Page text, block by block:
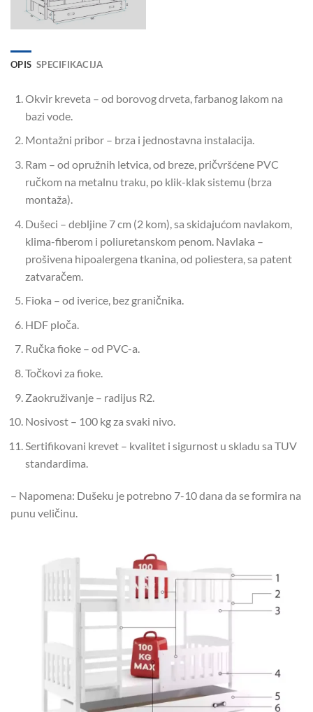
OPIS SPECIFIKACIJA
Okvir kreveta – od borovog drveta, farbanog lakom na
bazi vode.
Montažni pribor – brza i jednostavna instalacija.
Ram – od opružnih letvica, od breze, pričvršćene PVC
ručkom na metalnu traku, po klik-klak sistemu (brza
montaža).
Dušeci – debljine 7 cm (2 kom), sa skidajućom navlakom,
klima-fiberom i poliuretanskom penom. Navlaka –
prošivena hipoalergena tkanina, od poliestera, sa patent
zatvaračem.
Fioka – od iverice, bez graničnika.
HDF ploča.
Ručka fioke – od PVC-a.
Točkovi za fioke.
Zaokruživanje – radijus R2.
Nosivost – 100 kg za svaki nivo.
Sertifikovani krevet – kvalitet i sigurnost u skladu sa TUV
standardima.
– Napomena: Dušeku je potrebno 7-10 dana da se formira na
punu veličinu.